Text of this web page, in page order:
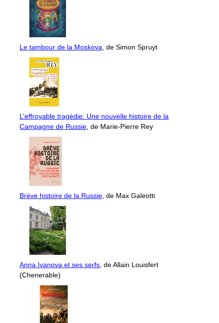
Le tambour de la Moskova, de Simon Spruyt
L’effroyable tragédie: Une nouvelle histoire de la
Campagne de Russie, de Marie-Pierre Rey
Brève histoire de la Russie, de Max Galeotti
Anna Ivanova et ses serfs, de Allain Louisfert
(Chenerable)